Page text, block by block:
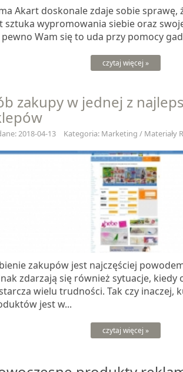
Akart doskonale zdaje sobie sprawę,
sztuka wypromowania siebie oraz
pewno Wam się to uda przy pomocy
czytaj więcej »
zakupy w jednej z
2018-04-13 Kategoria: Marketing / Materiały
zakupów jest najczęściej
zdarzają się również sytuacje, kiedy
wielu trudności. Tak czy inaczej,
jest w...
czytaj więcej »